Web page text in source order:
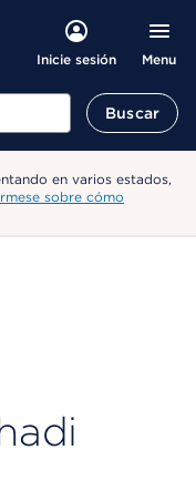
Inicie sesión Menu
Buscar
en varios estados,
sobre cómo